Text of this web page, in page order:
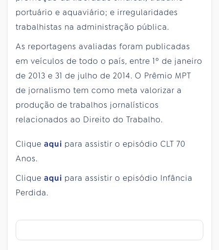
portuário e aquaviário; e irregularidades
trabalhistas na administração pública.
As reportagens avaliadas foram publicadas
em veículos de todo o país, entre 1º de janeiro
de 2013 e 31 de julho de 2014. O Prêmio MPT
de jornalismo tem como meta valorizar a
produção de trabalhos jornalísticos
relacionados ao Direito do Trabalho.
Clique aqui para assistir o episódio CLT 70
Anos.
Clique aqui para assistir o episódio Infância
Perdida.